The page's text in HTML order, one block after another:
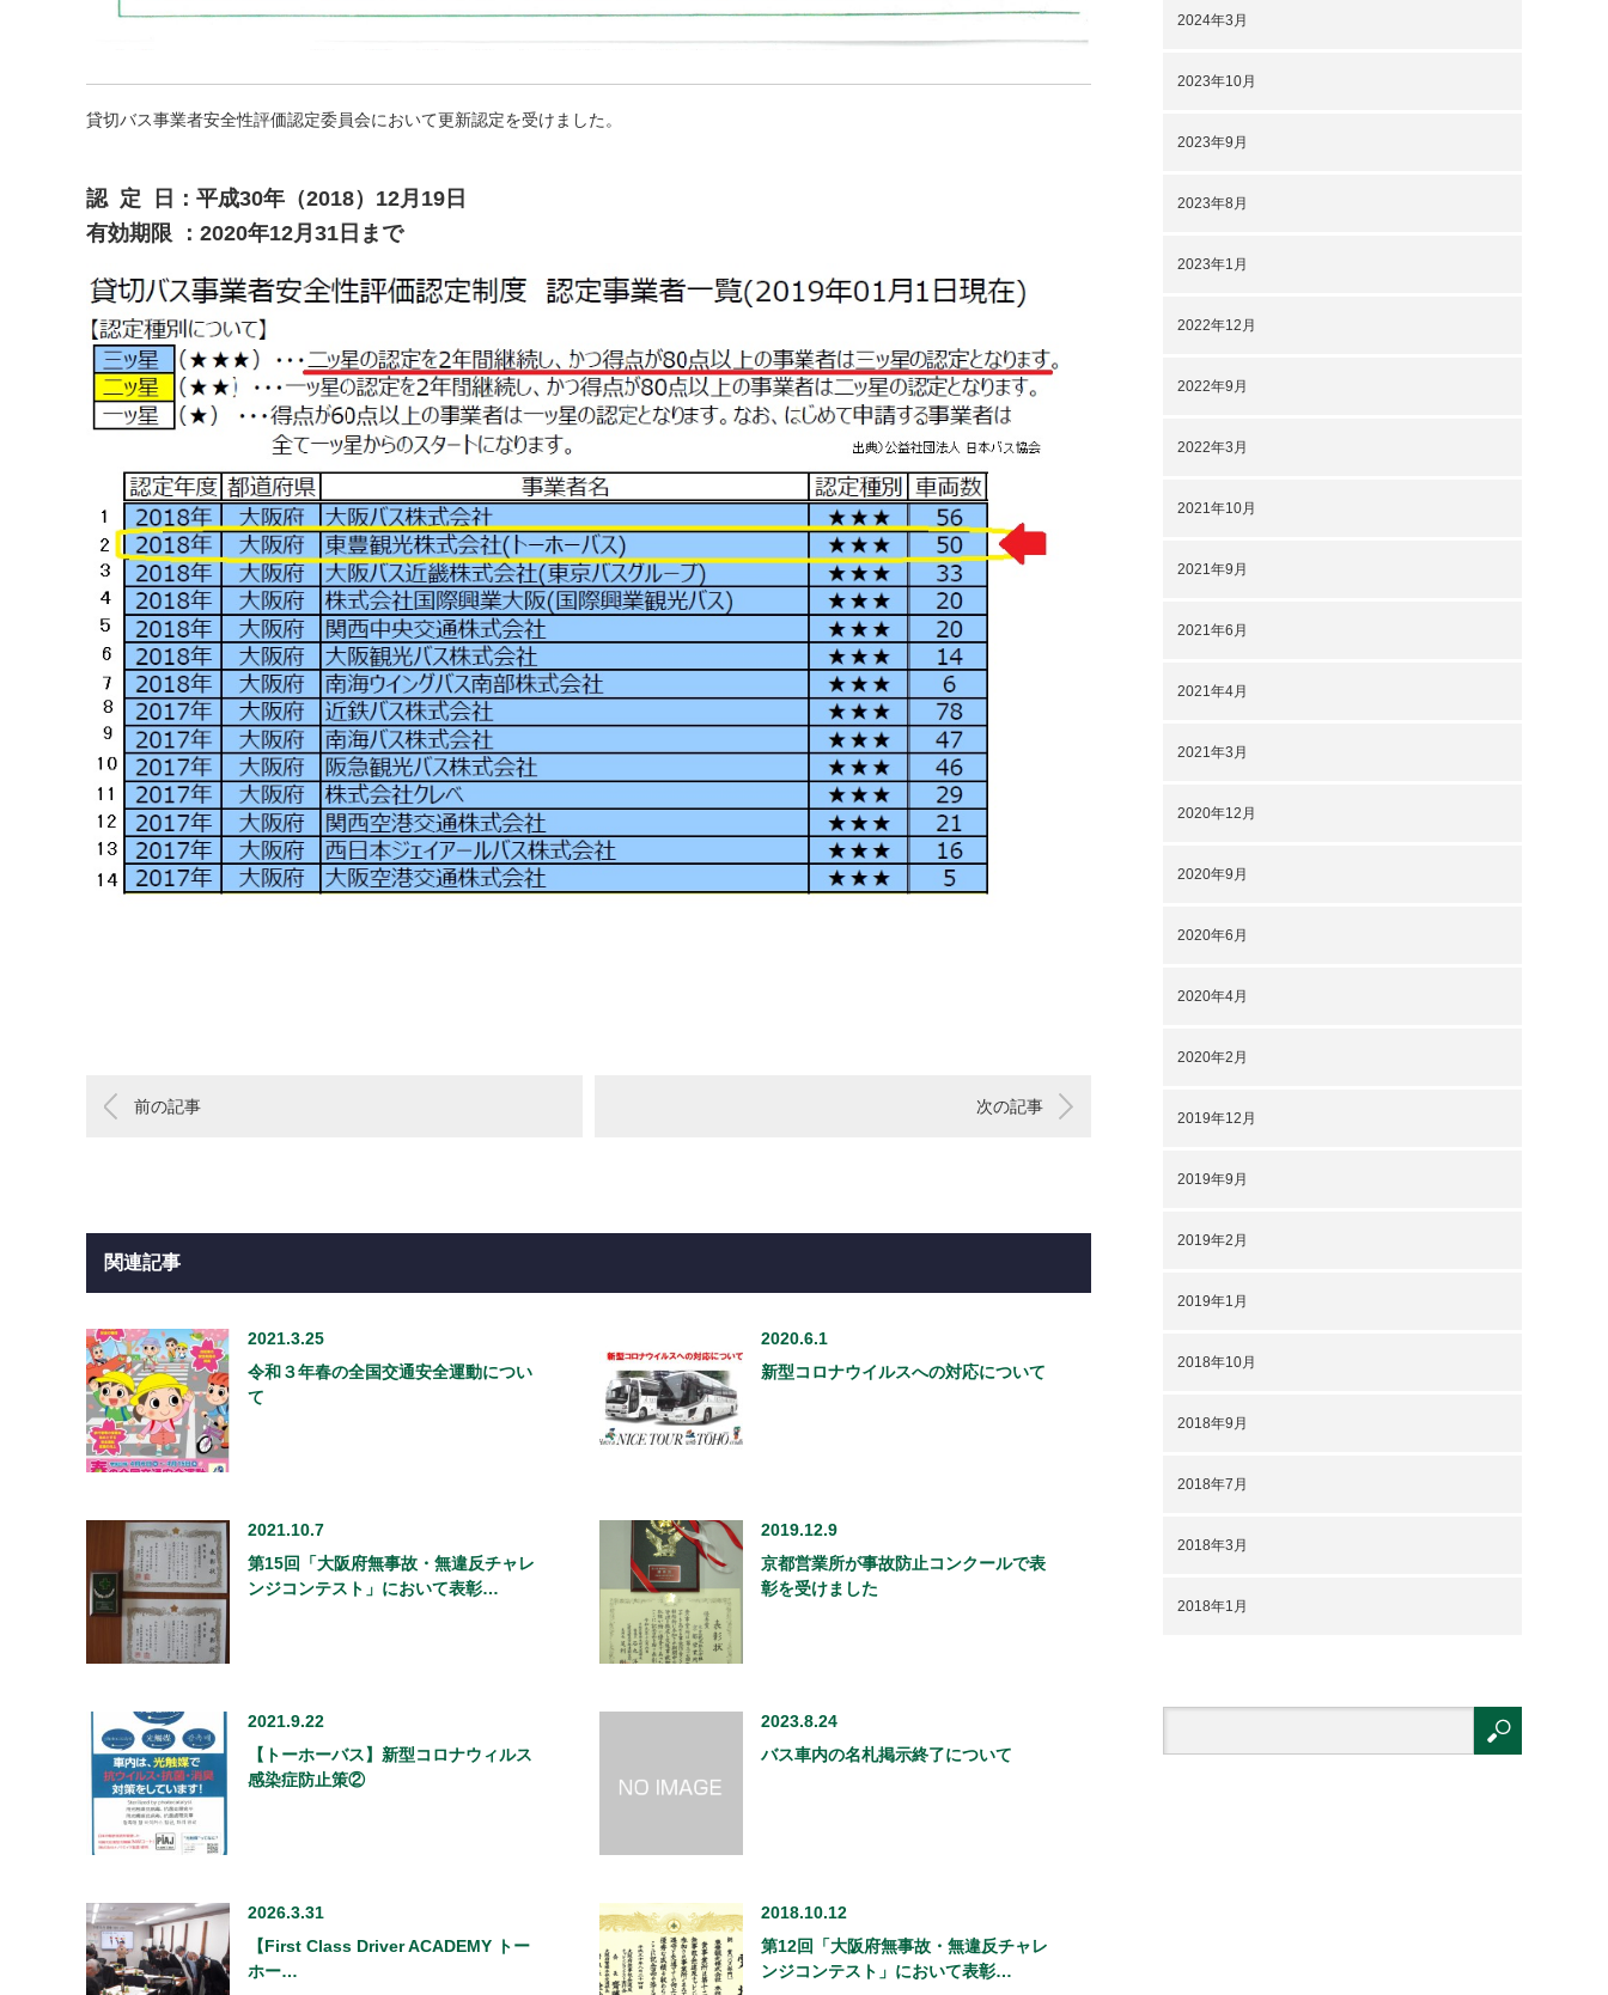
貸切バス事業者安全性評価認定委員会において更新認定を受けました。
認 定 日：平成30年（2018）12月19日
有効期限 ：2020年12月31日まで
前の記事 次の記事
関連記事
2021.3.25
令和３年春の全国交通安全運動につい
て
2020.6.1
新型コロナウイルスへの対応について
2021.10.7
第15回「大阪府無事故・無違反チャレ
ンジコンテスト」において表彰…
2019.12.9
京都営業所が事故防止コンクールで表
彰を受けました
2021.9.22
【トーホーバス】新型コロナウィルス
感染症防止策②
2023.8.24
バス車内の名札掲示終了について
2026.3.31
【First Class Driver ACADEMY トー
ホー…
2018.10.12
第12回「大阪府無事故・無違反チャレ
ンジコンテスト」において表彰…
2024年3月
2023年10月
2023年9月
2023年8月
2023年1月
2022年12月
2022年9月
2022年3月
2021年10月
2021年9月
2021年6月
2021年4月
2021年3月
2020年12月
2020年9月
2020年6月
2020年4月
2020年2月
2019年12月
2019年9月
2019年2月
2019年1月
2018年10月
2018年9月
2018年7月
2018年3月
2018年1月